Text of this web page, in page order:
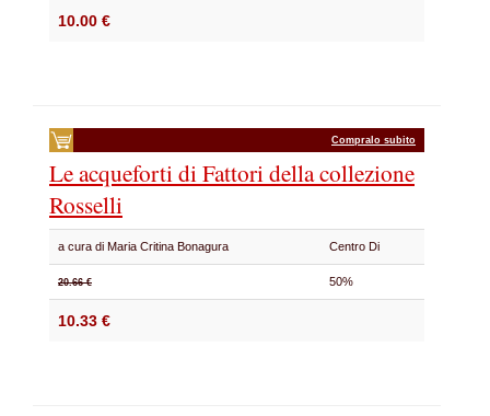
10.00 €
Compralo subito
Le acqueforti di Fattori della collezione
Rosselli
a cura di Maria Critina Bonagura Centro Di
20.66 € 50%
10.33 €